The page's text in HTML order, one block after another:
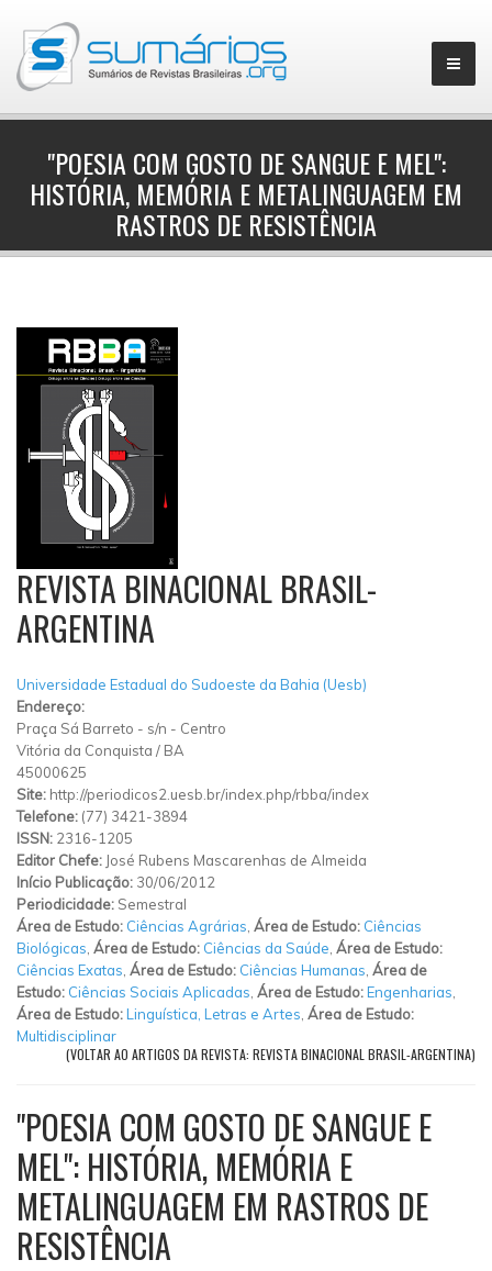
▼
"POESIA COM GOSTO DE SANGUE E MEL":
HISTÓRIA, MEMÓRIA E METALINGUAGEM EM
RASTROS DE RESISTÊNCIA
REVISTA BINACIONAL BRASIL-
ARGENTINA
Universidade Estadual do Sudoeste da Bahia (Uesb)
Endereço:
Praça Sá Barreto - s/n - Centro
Vitória da Conquista / BA
45000625
Site: http://periodicos2.uesb.br/index.php/rbba/index
Telefone: (77) 3421-3894
ISSN: 2316-1205
Editor Chefe: José Rubens Mascarenhas de Almeida
Início Publicação: 30/06/2012
Periodicidade: Semestral
Área de Estudo: Ciências Agrárias Área de Estudo: Ciências
Biológicas Área de Estudo: Ciências da Saúde Área de Estudo:
Ciências Exatas Área de Estudo: Ciências Humanas Área de
Estudo: Ciências Sociais Aplicadas Área de Estudo:Engenharias
Área de Estudo:Linguística, Letras e Artes Área de Estudo:
Multidisciplinar
(VOLTAR AO ARTIGOS DA REVISTA: REVISTA BINACIONAL BRASIL-ARGENTINA)
"POESIA COM GOSTO DE SANGUE E
MEL": HISTÓRIA, MEMÓRIA E
METALINGUAGEM EM RASTROS DE
RESISTÊNCIA